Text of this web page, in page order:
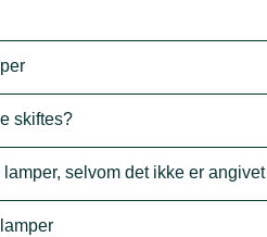
skiftes?
selvom det ikke er angivet